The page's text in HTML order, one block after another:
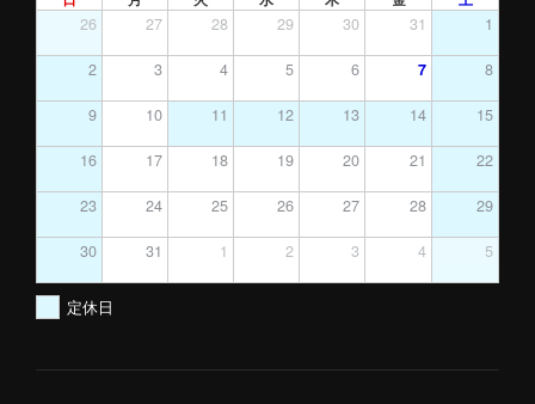
26 27 28 29 30 31 1
2 3 4 5 6 7 8
9 10 11 12 13 14 15
16 17 18 19 20 21 22
23 24 25 26 27 28 29
30 31 1 2 3 4 5
定休日